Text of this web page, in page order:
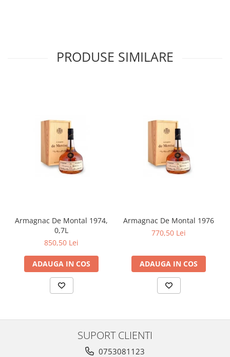
PRODUSE SIMILARE
Armagnac De Montal 1974,
0,7L
850,50 Lei
ADAUGA IN COS
Armagnac De Montal 1976
770,50 Lei
ADAUGA IN COS
SUPORT CLIENTI
0753081123